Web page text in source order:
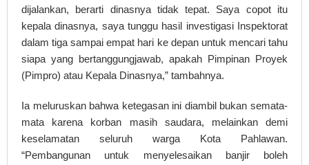
dijalankan, berarti dinasnya tidak tepat. Saya copot itu
kepala dinasnya, saya tunggu hasil investigasi Inspektorat
dalam tiga sampai empat hari ke depan untuk mencari tahu
siapa yang bertanggungjawab, apakah Pimpinan Proyek
(Pimpro) atau Kepala Dinasnya,” tambahnya.
Ia meluruskan bahwa ketegasan ini diambil bukan semata-
mata karena korban masih saudara, melainkan demi
keselamatan seluruh warga Kota Pahlawan.
“Pembangunan untuk menyelesaikan banjir boleh